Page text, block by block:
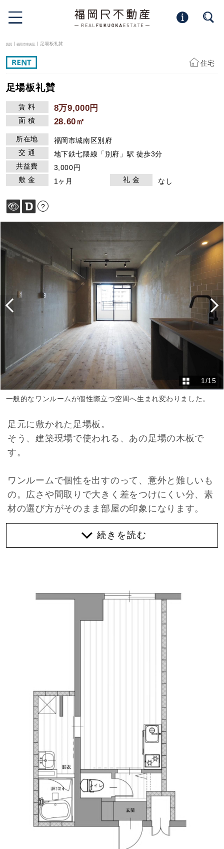
賃貸 |福岡市中央区 | 足場板礼賛
住宅
足場板礼賛
賃 料 8万9,000円
面 積 28.60㎡
所在地
福岡市城南区別府
交 通
地下鉄七隈線「別府」駅 徒歩3分
共益費
3,000円
敷 金
1ヶ月 礼 金 なし
?
1 /15
一般的なワンルームが個性際立つ空間へ生まれ変わりました。
足元に敷かれた足場板。
そう、建築現場で使われる、あの足場の木板で
す。
ワンルームで個性を出すのって、意外と難しいも
の。広さや間取りで大きく差をつけにくい分、素
材の選び方がそのまま部屋の印象になります。
その点、この部屋はかなり分かりやすい。きれい
に整ったカチっした雰囲気でなく、足場板のどこ
ということで、今回は足場板礼賛。
踏まれて、擦れて、少し汚れて。きれいなフロー
リングとは違う、ラフな表情があります。デニム
でいうダメージ加工に近いかもしれません。
当サイトをご覧の方なら、足場板の床には見覚え
がある方も多いはず。店舗や事務所ではよく見か
けますし、素材としてはもう市民権を得ている感
じがあります。ただ、住居系の賃貸ワンルーム
で、ここまで素直に敷き詰めているのは珍しいと
思います。
部屋自体は、もともとスタンダードな内装だった
ものをリノベーション。そこに足場板を敷いて、
コンクリートの壁や天井を残す。対照的に、キッ
チンはグレーのタイルにステンレスの水栓を合わ
せた、すっきりとしたつくりです。